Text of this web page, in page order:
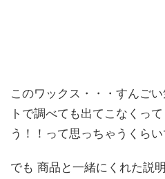
このワックス・・・すんご
トで調べても出てこなくっ
う！！って思っちゃうくらい
でも 商品と一緒にくれた説